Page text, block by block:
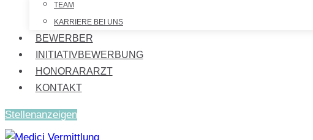
TEAM
KARRIERE BEI UNS
BEWERBER
INITIATIVBEWERBUNG
HONORARARZT
KONTAKT
Stellenanzeigen